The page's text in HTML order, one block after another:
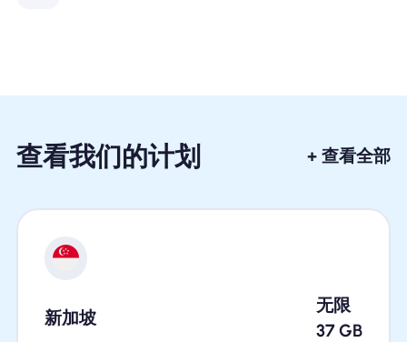
查看我们的计划 + 查看全部
新加坡
无限
37 GB